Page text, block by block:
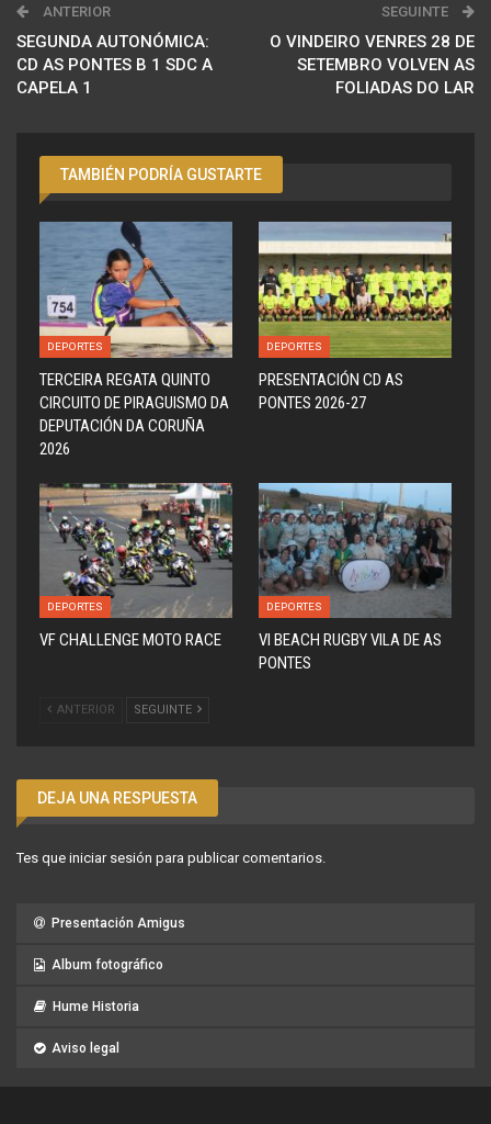
ANTERIOR
SEGUNDA AUTONÓMICA:
CD AS PONTES B 1 SDC A
CAPELA 1
SEGUINTE
O VINDEIRO VENRES 28 DE
SETEMBRO VOLVEN AS
FOLIADAS DO LAR
TAMBIÉN PODRÍA GUSTARTE
DEPORTES
TERCEIRA REGATA QUINTO
CIRCUITO DE PIRAGUISMO DA
DEPUTACIÓN DA CORUÑA
2026
DEPORTES
PRESENTACIÓN CD AS
PONTES 2026-27
DEPORTES
VF CHALLENGE MOTO RACE
DEPORTES
VI BEACH RUGBY VILA DE AS
PONTES
ANTERIOR SEGUINTE
DEJA UNA RESPUESTA
Tes que iniciar sesión para publicar comentarios.
Presentación Amigus
Album fotográfico
Hume Historia
Aviso legal